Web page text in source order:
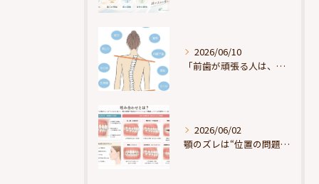
2026/06/10
「前歯が頑張る人は、だいたい疲れている」
2026/06/02
顎のズレは“位置の問題”ではなく“選択の問題”